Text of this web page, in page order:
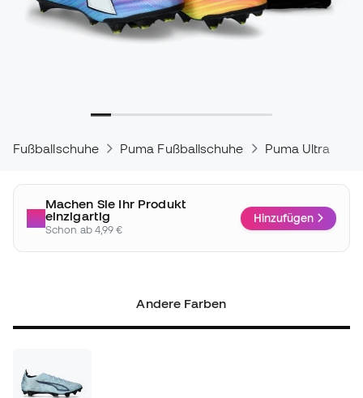
Fußballschuhe Puma Fußballschuhe Puma Ultra
Machen Sie Ihr Produkt
einzigartig
Schon ab 4,99 €
Hinzufügen
Andere Farben